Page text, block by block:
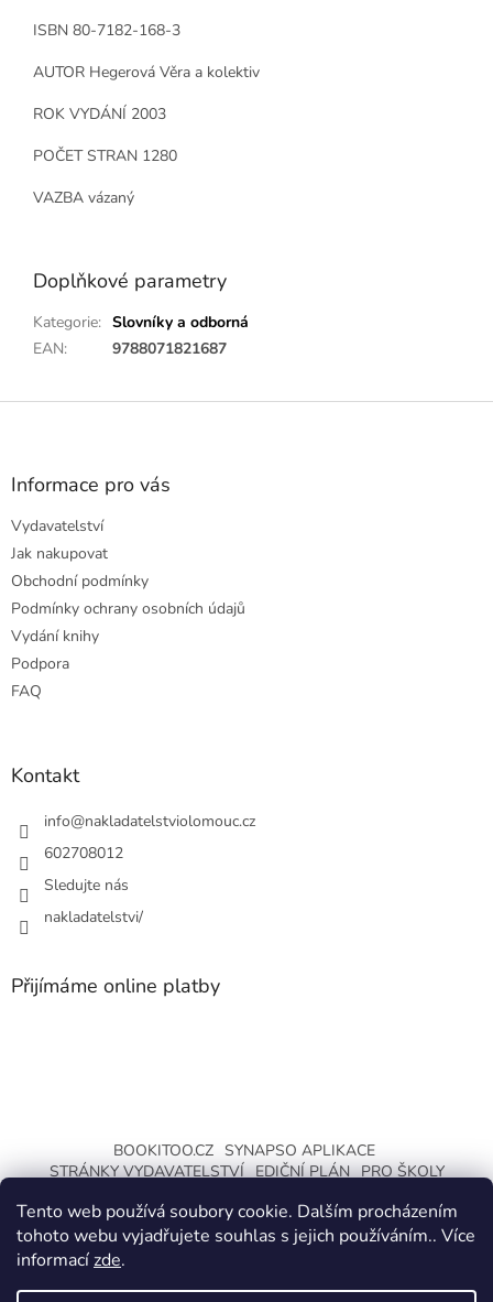
Tento web používá soubory cookie. Dalším procházením
tohoto webu vyjadřujete souhlas s jejich používáním.. Více
informacízde.
ISBN 80-7182-168-3
AUTOR Hegerová Věra a kolektiv
ROK VYDÁNÍ 2003
POČET STRAN 1280
VAZBA vázaný
Doplňkové parametry
Kategorie: Slovníky a odborná
EAN: 9788071821687
Z
Informace pro vás
Vydavatelství
Jak nakupovat
Obchodní podmínky
Podmínky ochrany osobních údajů
Vydání knihy
Podpora
FAQ
Kontakt
info@nakladatelstviolomouc.cz
602708012
Sledujte nás
nakladatelstvi/
Přijímáme online platby
BOOKITOO.CZ SYNAPSO APLIKACE
STRÁNKY VYDAVATELSTVÍ EDIČNÍ PLÁN PRO ŠKOLY